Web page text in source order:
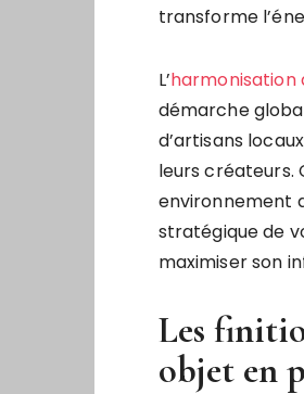
transforme
L’harmonisation
démarche
d’artisans
leurs créateurs.
environnement
stratégique de
maximiser son
Les
objet en